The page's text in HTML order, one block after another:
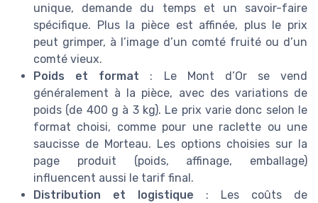
unique, demande du temps et un savoir-faire
spécifique. Plus la pièce est affinée, plus le prix
peut grimper, à l’image d’un comté fruité ou d’un
comté vieux.
Poids et format : Le Mont d’Or se vend
généralement à la pièce, avec des variations de
poids (de 400 g à 3 kg). Le prix varie donc selon le
format choisi, comme pour une raclette ou une
saucisse de Morteau. Les options choisies sur la
page produit (poids, affinage, emballage)
influencent aussi le tarif final.
Distribution et logistique : Les coûts de